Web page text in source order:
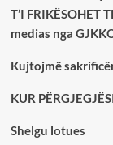
T’I FRIKËSOHET
medias nga
Kujtojmë
KUR
Shelgu lotues